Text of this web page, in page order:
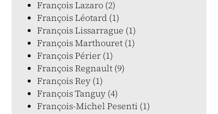
François Lazaro (2)
François Léotard (1)
François Lissarrague (1)
François Marthouret (1)
François Périer (1)
François Regnault (9)
François Rey (1)
François Tanguy (4)
François-Michel Pesenti (1)